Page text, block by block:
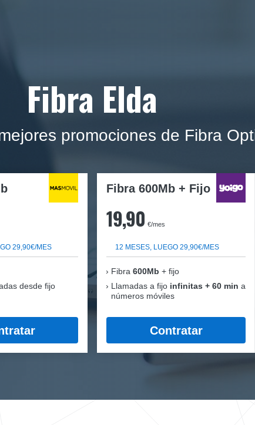
Fibra Elda
promociones de Fibra
29,90€/MES
desde fijo
Fibra 600Mb + Fijo
19,90 €/mes
12 MESES, LUEGO 29,90€/MES
Fibra 600Mb + fijo
Llamadas a fijo infinitas + 60 min a
números móviles
Contratar